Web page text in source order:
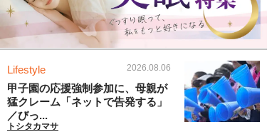
Lifestyle 2026.08.06
甲子園の応援強制参加に、母親が
猛クレーム「ネットで告発する」
／びっ...
トシタカマサ